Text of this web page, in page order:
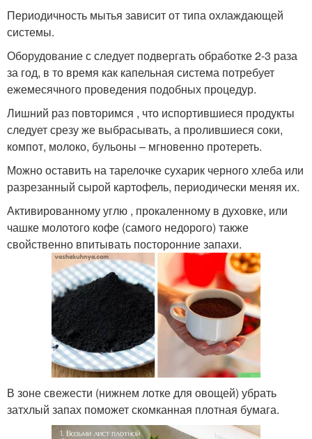
Периодичность мытья зависит от типа охлаждающей
системы.
Оборудование с следует подвергать обработке 2-3 раза
за год, в то время как капельная система потребует
ежемесячного проведения подобных процедур.
Лишний раз повторимся , что испортившиеся продукты
следует срезу же выбрасывать, а пролившиеся соки,
компот, молоко, бульоны – мгновенно протереть.
Можно оставить на тарелочке сухарик черного хлеба или
разрезанный сырой картофель, периодически меняя их.
Активированному углю , прокаленному в духовке, или
чашке молотого кофе (самого недорого) также
свойственно впитывать посторонние запахи.
В зоне свежести (нижнем лотке для овощей) убрать
затхлый запах поможет скомканная плотная бумага.